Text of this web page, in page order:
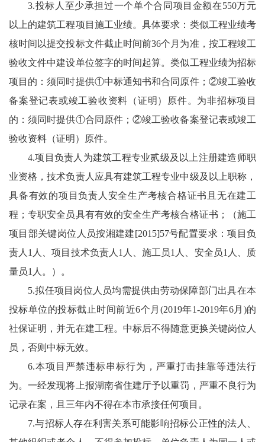
3.投标人至少承担过一个单个合同项目金额在550万元
以上的建筑工程项目施工业绩。具体要求：类似工程业绩考
核时间以提交投标文件截止时间前36个月为准，按工程竣工
验收文件中建设单位签字的时间起算。类似工程业绩为招标
项目的：须同时提供①中标通知书和合同原件；②竣工验收
备案登记表或竣工验收资料（证明）原件。为非招标项目
的：须同时提供①合同原件；②竣工验收备案登记表或竣工
验收资料（证明）原件。
4.项目负责人为建筑工程专业贰级及以上注册建造师职
业资格，技术负责人应具有建筑工程专业中级及以上职称，
具备有效的项目负责人安全生产考核合格证书且无在建工
程；专职安全员具有有效的安全生产考核合格证书；（施工
项目部关键岗位人员按湘建建[2015]57号配置要求：项目负
责人1人、项目技术负责人1人、施工员1人、安全员1人、质
量员1人。）。
5.拟任项目岗位人员均需提供由劳动保障部门出具在本
投标单位的投标截止时间前近6个月(2019年1-2019年6月)的
社保证明，并无在建工程。中标后不得随意更换关键岗位人
员，否则中标无效。
6.本项目严禁违标串标行为，严重打击挂靠等违法行
为。一经发现将上报湖南省住建厅予以重罚，严重不良行为
记录在案，且三年内不得在本市承接任何项目。
7.与招标人存在利害关系可能影响招标公正性的法人、